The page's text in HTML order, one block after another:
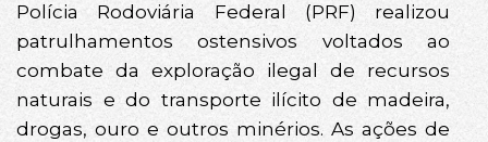
Polícia Rodoviária Federal (PRF) realizou
patrulhamentos ostensivos voltados ao
combate da exploração ilegal de recursos
naturais e do transporte ilícito de madeira,
drogas, ouro e outros minérios. As ações de